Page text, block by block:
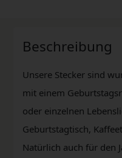
Beschreibung
Unsere Stecker sind
mit einem
oder einzelnen
Geburtstagtisch,
Natürlich auch für den